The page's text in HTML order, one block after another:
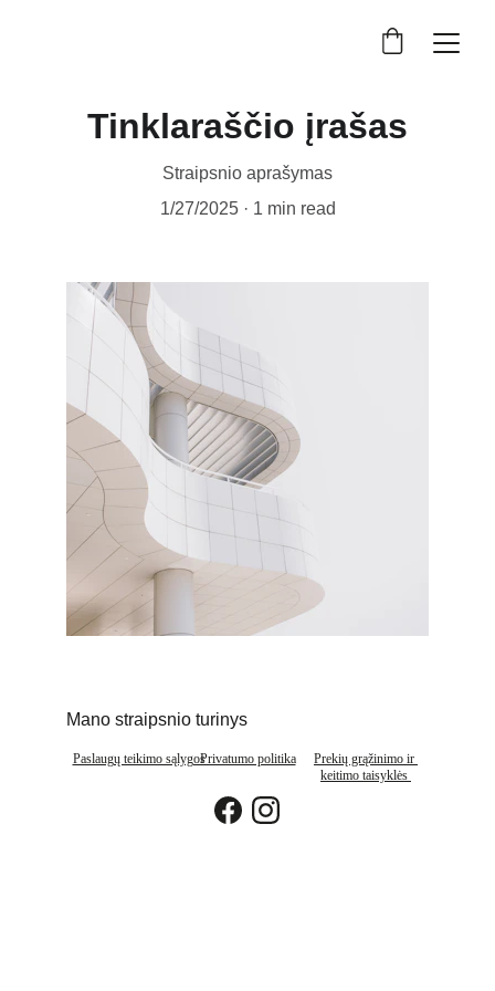
Tinklaraščio įrašas
Straipsnio aprašymas
1/27/2025
1 min read
Mano straipsnio turinys
Privatumo politika
Paslaugų teikimo sąlygos Prekių grąžinimo ir
keitimo taisyklės